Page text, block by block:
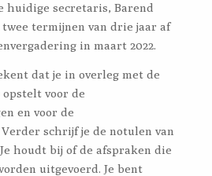
huidige secretaris, Barend
termijnen van drie jaar af
in maart 2022.
dat je in overleg met de
voor de
en voor de
schrijf je de notulen van
houdt bij of de afspraken die
uitgevoerd. Je bent